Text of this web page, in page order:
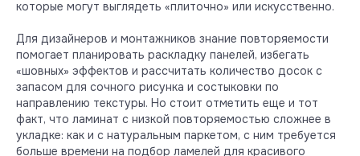
которые могут выглядеть «плиточно» или искусственно.
Для дизайнеров и монтажников знание повторяемости
помогает планировать раскладку панелей, избегать
«шовных» эффектов и рассчитать количество досок с
запасом для сочного рисунка и состыковки по
направлению текстуры. Но стоит отметить еще и тот
факт, что ламинат с низкой повторяемостью сложнее в
укладке: как и с натуральным паркетом, с ним требуется
больше времени на подбор ламелей для красивого